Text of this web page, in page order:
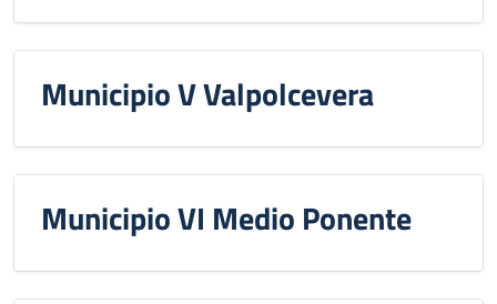
Municipio V Valpolcevera
Municipio VI Medio Ponente